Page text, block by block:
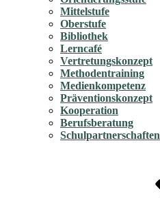
Mittelstufe
Oberstufe
Bibliothek
Lerncafé
Vertretungskonzept
Methodentraining
Medienkompetenz
Präventionskonzept
Kooperation
Berufsberatung
Schulpartnerschaften